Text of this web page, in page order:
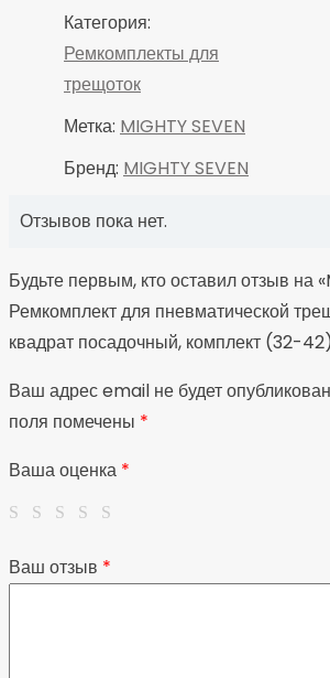
Категория:
Ремкомплекты для
трещоток
Метка: MIGHTY SEVEN
Бренд: MIGHTY SEVEN
Отзывов пока нет.
Будьте первым, кто оставил отзыв на
Ремкомплект для пневматической
квадрат посадочный, комплект (32-
Ваш адрес email не будет
поля помечены *
Ваша оценка *
Ваш отзыв *